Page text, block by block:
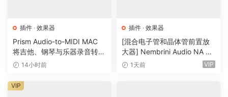
out, this versatile tool offers endless possibilities for
crafting captivating melodies, phrases, riffs, and chord
progressions across various genres and styles. With its
user-friendly interface and advanced algorithms,
without spending hours auditioning parts manually. It’s the
插件 · 效果器
Prism Audio-to-MIDI MAC
将吉他、钢琴与乐器录音转换
为可编辑 MIDI
14小时前
插件 · 效果器
[混合电子管和晶体管前置放
大器] Nembrini Audio NA Ba
ss 3500 v1.0.0 Incl Keygen-
1天前 VIP
VIP